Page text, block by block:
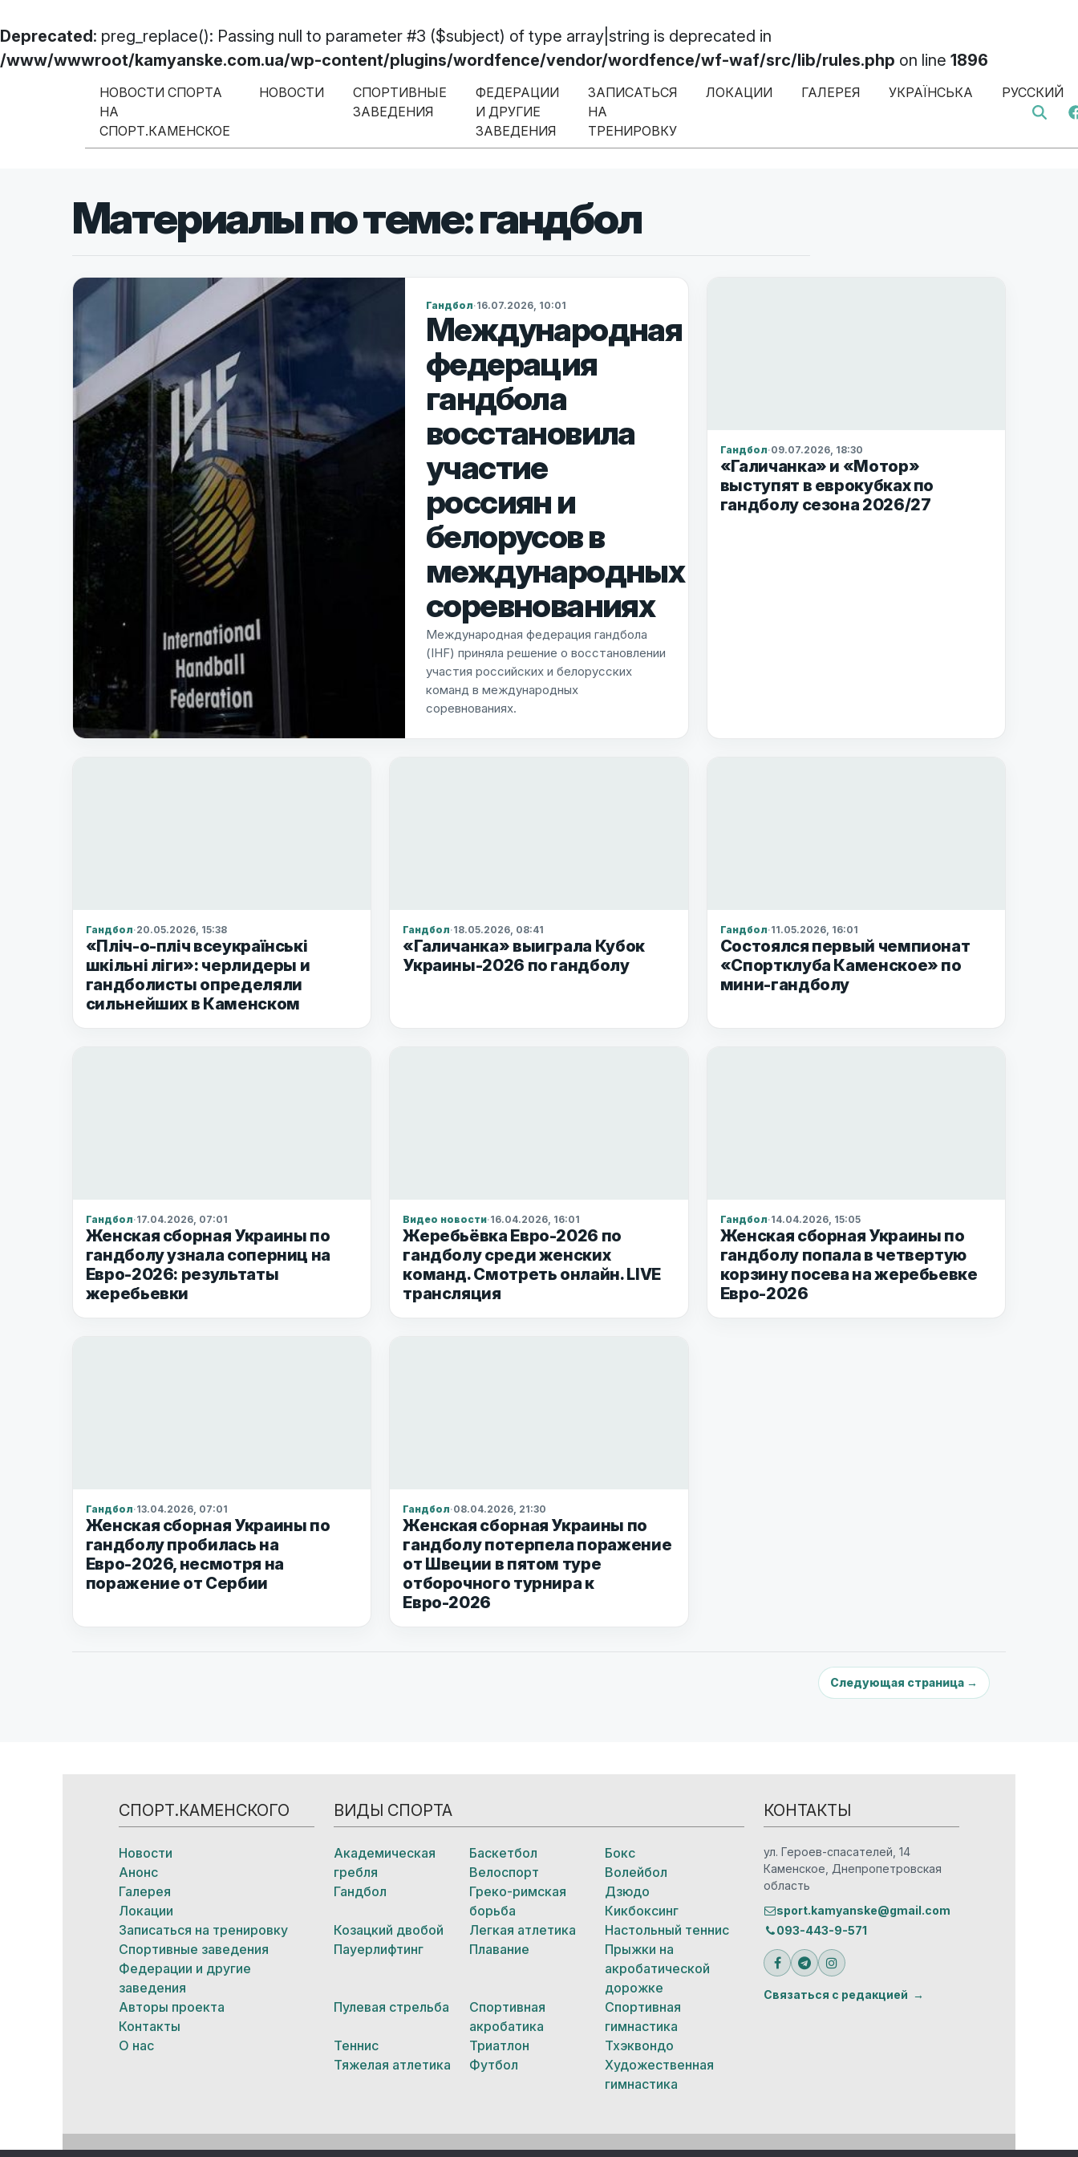
Deprecated: preg_replace(): Passing null to parameter #3 ($subject) of type array|string is deprecated in
/www/wwwroot/kamyanske.com.ua/wp-content/plugins/wordfence/vendor/wordfence/wf-waf/src/lib/rules.php on line 1896
Перейти к содержимому
Меню навигации
НОВОСТИ СПОРТА
НА
СПОРТ.КАМЕНСКОЕ
НОВОСТИ
СПОРТИВНЫЕ
ЗАВЕДЕНИЯ
ФЕДЕРАЦИИ
И ДРУГИЕ
ЗАВЕДЕНИЯ
ЗАПИСАТЬСЯ
НА
ТРЕНИРОВКУ
ЛОКАЦИИ ГАЛЕРЕЯ УКРАЇНСЬКА РУССКИЙ
Материалы по теме: гандбол
Гандбол·16.07.2026, 10:01
Международная
федерация
гандбола
восстановила
участие
россиян и
белорусов в
международных
соревнованиях
Международная федерация гандбола
(IHF) приняла решение о восстановлении
участия российских и белорусских
команд в международных
соревнованиях.
Гандбол·09.07.2026, 18:30
«Галичанка» и «Мотор»
выступят в еврокубках по
гандболу сезона 2026/27
Гандбол·20.05.2026, 15:38
«Пліч-о-пліч всеукраїнські
шкільні ліги»: черлидеры и
гандболисты определяли
сильнейших в Каменском
Гандбол·18.05.2026, 08:41
«Галичанка» выиграла Кубок
Украины-2026 по гандболу
Гандбол·11.05.2026, 16:01
Состоялся первый чемпионат
«Спортклуба Каменское» по
мини-гандболу
Гандбол·17.04.2026, 07:01
Женская сборная Украины по
гандболу узнала соперниц на
Евро-2026: результаты
жеребьевки
Видео новости·16.04.2026, 16:01
Жеребьёвка Евро-2026 по
гандболу среди женских
команд. Смотреть онлайн. LIVE
трансляция
Гандбол·14.04.2026, 15:05
Женская сборная Украины по
гандболу попала в четвертую
корзину посева на жеребьевке
Евро-2026
Гандбол·13.04.2026, 07:01
Женская сборная Украины по
гандболу пробилась на
Евро-2026, несмотря на
поражение от Сербии
Гандбол·08.04.2026, 21:30
Женская сборная Украины по
гандболу потерпела поражение
от Швеции в пятом туре
отборочного турнира к
Евро-2026
Следующая страница →
СПОРТ.КАМЕНСКОГО
Новости
Анонс
Галерея
Локации
Записаться на тренировку
Спортивные заведения
Федерации и другие
заведения
Авторы проекта
Контакты
О нас
ВИДЫ СПОРТА
Академическая
гребля
Баскетбол
Бокс
Велоспорт
Волейбол
Гандбол
Греко-римская
борьба
Дзюдо
Кикбоксинг
Козацкий двобой
Легкая атлетика
Настольный теннис
Пауерлифтинг
Плавание
Прыжки на
акробатической
дорожке
Пулевая стрельба
Спортивная
акробатика
Спортивная
гимнастика
Теннис
Триатлон
Тхэквондо
Тяжелая атлетика
Футбол
Художественная
гимнастика
КОНТАКТЫ
ул. Героев-спасателей, 14
Каменское, Днепропетровская
область
sport.kamyanske@gmail.com
093-443-9-571
Связаться с редакцией